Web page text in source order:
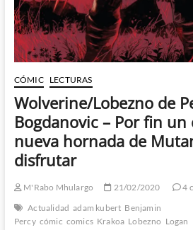
CÓMIC LECTURAS
Wolverine/Lobezno de
Bogdanovic – Por fin un
nueva hornada de
disfrutar
M'Rabo Mhulargo 21/02/2020
4
Actualidad adam kubert Benjamin
Percy cómic comics Krakoa Lobezno Logan